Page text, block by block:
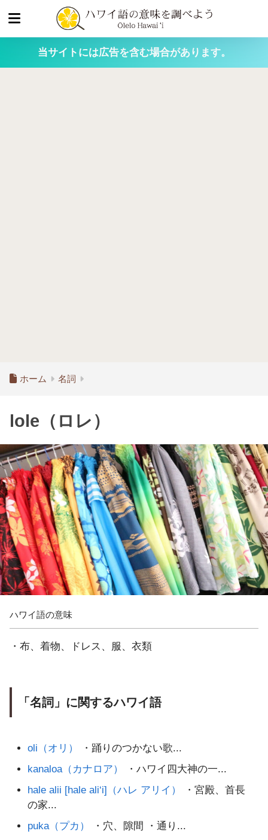
当サイトには広告を含む場合があります。
ホーム 名詞
lole（ロレ）
ハワイ語の意味
・布、着物、ドレス、服、衣類
「名詞」に関するハワイ語
oli（オリ）
・踊りのつかない歌...
kanaloa（カナロア）
・ハワイ四大神の一...
hale alii [hale ali‘i]（ハレ アリイ）
・宮殿、首長
の家...
puka（プカ）
・穴、隙間 ・通り...